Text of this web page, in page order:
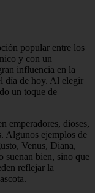
popular entre los
y con un
influencia en la
día de hoy. Al elegir
un toque de
emperadores, dioses,
Algunos ejemplos de
Venus, Diana,
suenan bien, sino que
reflejar la